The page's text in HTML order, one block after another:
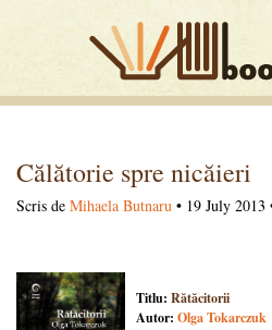
Călătorie spre nicăieri
Scris de Mihaela Butnaru • 19 July 2013
Titlu: Rătăcitorii
Autor: Olga Tokarczuk